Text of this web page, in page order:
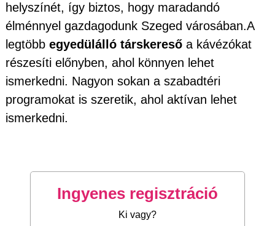
helyszínét, így biztos, hogy maradandó
élménnyel gazdagodunk Szeged városában.A
legtöbb egyedülálló társkereső a kávézókat
részesíti előnyben, ahol könnyen lehet
ismerkedni. Nagyon sokan a szabadtéri
programokat is szeretik, ahol aktívan lehet
ismerkedni.
Ingyenes regisztráció
Ki vagy?